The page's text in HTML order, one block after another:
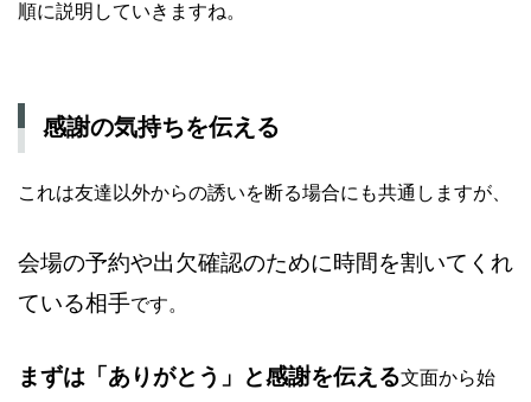
順に説明していきますね。
感謝の気持ちを伝える
これは友達以外からの誘いを断る場合にも共通しますが、
会場の予約や出欠確認のために時間を割いてくれ
ている相手です。
まずは「ありがとう」と感謝を伝える文面から始